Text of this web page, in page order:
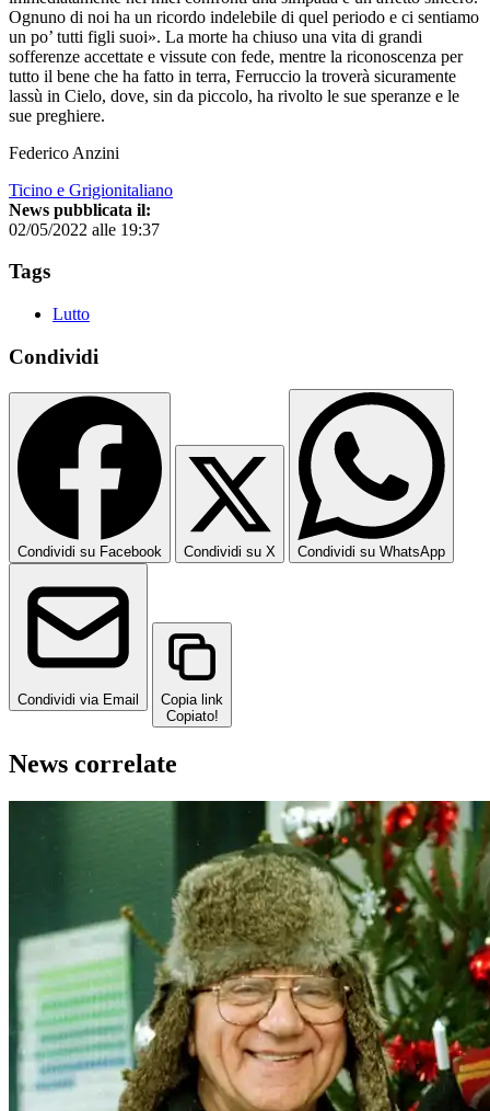
Ognuno di noi ha un ricordo indelebile di quel periodo e ci sentiamo
un po’ tutti figli suoi». La morte ha chiuso una vita di grandi
sofferenze accettate e vissute con fede, mentre la riconoscenza per
tutto il bene che ha fatto in terra, Ferruccio la troverà sicuramente
lassù in Cielo, dove, sin da piccolo, ha rivolto le sue speranze e le
sue preghiere.
Federico Anzini
Ticino e Grigionitaliano
News pubblicata il:
02/05/2022 alle 19:37
Tags
Lutto
Condividi
Condividi su Facebook Condividi su X Condividi su WhatsApp
Condividi via Email
Copia link
Copiato!
News correlate